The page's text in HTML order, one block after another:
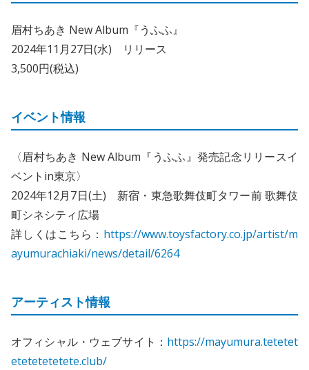
眉村ちあき New Album『うふふ』
2024年11月27日(水) リリース
3,500円(税込)
イベント情報
〈眉村ちあき New Album『うふふ』発売記念リリースイ
ベントin東京〉
2024年12月7日(土) 新宿・東急歌舞伎町タワー前 歌舞伎
町シネシティ広場
詳しくはこちら： https://www.toysfactory.co.jp/artist/m
ayumurachiaki/news/detail/6264
アーティスト情報
オフィシャル・ウェブサイト： https://mayumura.tetetet
etetetetetete.club/